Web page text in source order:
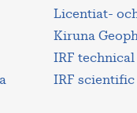
Licentiat-
Kiruna
IRF
IRF